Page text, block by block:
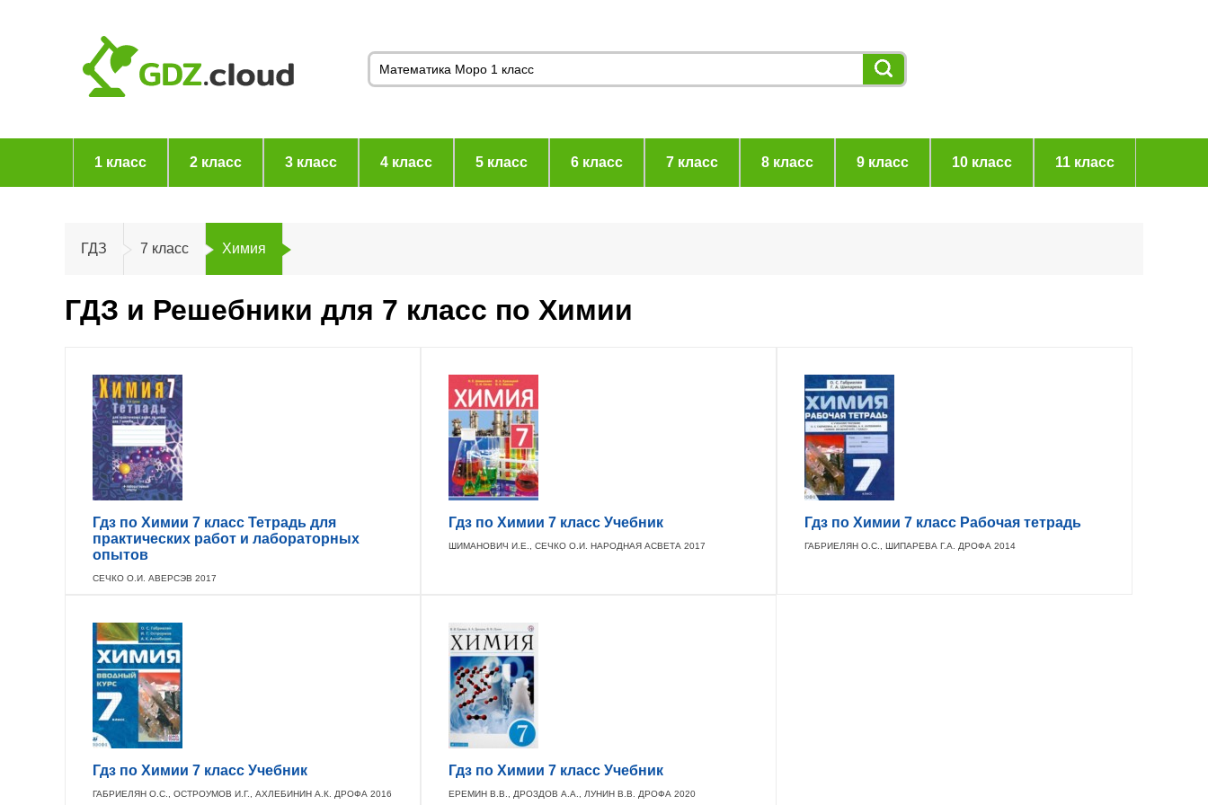
1 класс 2 класс 3 класс 4 класс 5 класс 6 класс 7 класс 8 класс 9 класс 10 класс 11 класс
ГДЗ 7 класс Химия
ГДЗ и Решебники для 7 класс по Химии
Гдз по Химии 7 класс Тетрадь для
практических работ и лабораторных
опытов
СЕЧКО О.И. АВЕРСЭВ 2017
Гдз по Химии 7 класс Учебник
ШИМАНОВИЧ И.Е., СЕЧКО О.И. НАРОДНАЯ АСВЕТА 2017
Гдз по Химии 7 класс Рабочая тетрадь
ГАБРИЕЛЯН О.С., ШИПАРЕВА Г.А. ДРОФА 2014
Гдз по Химии 7 класс Учебник
ГАБРИЕЛЯН О.С., ОСТРОУМОВ И.Г., АХЛЕБИНИН А.К. ДРОФА 2016
Гдз по Химии 7 класс Учебник
ЕРЕМИН В.В., ДРОЗДОВ А.А., ЛУНИН В.В. ДРОФА 2020